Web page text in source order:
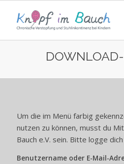
Um die im Menü farbig
nutzen zu können, musst du
Bauch e.V. sein. Bitte logge dich
Benutzername oder E-Mail-